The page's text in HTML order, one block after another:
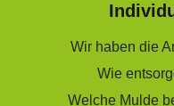
Wir haben die
Wie
Welche Mulde